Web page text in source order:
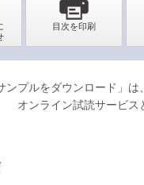
ンプルをダウンロード」は
オンライン試読サービス